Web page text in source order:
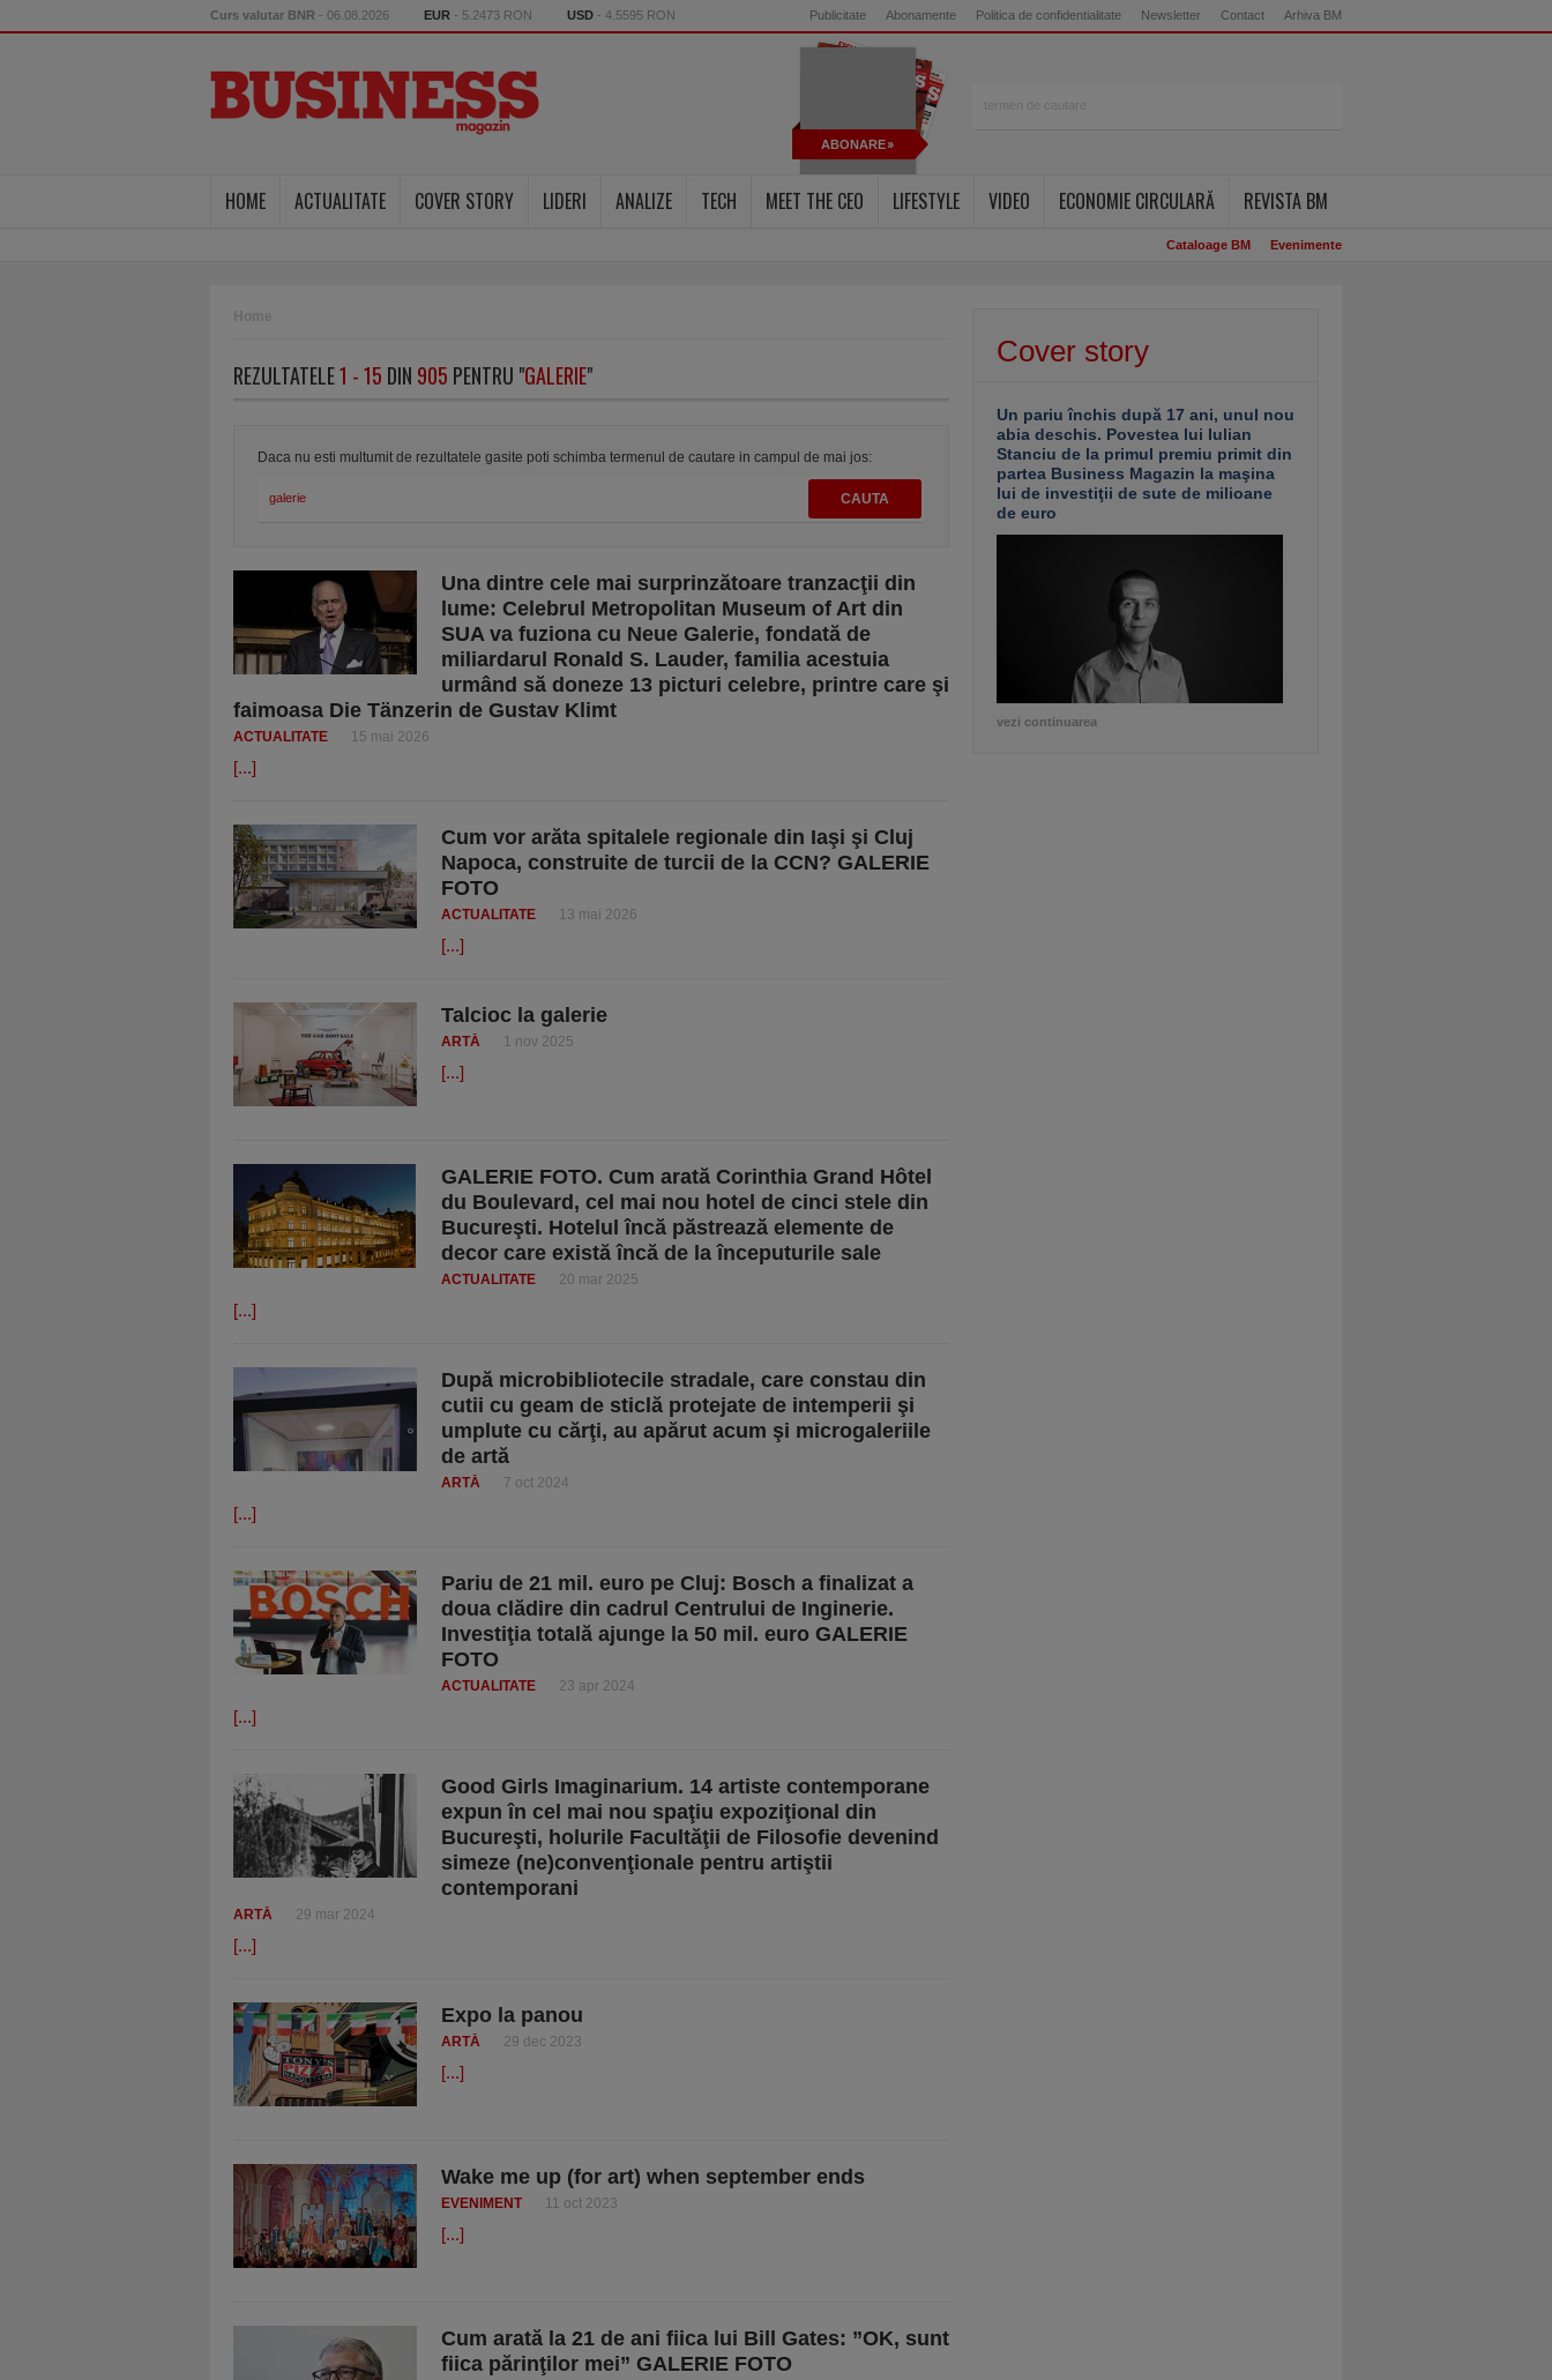
Curs valutar BNR - 06.08.2026 EUR - 5.2473 RON USD - 4.5595 RON Publicitate Abonamente Politica de confidentialitate Newsletter Contact Arhiva BM
ABONARE
HOME ACTUALITATE COVER STORY LIDERI ANALIZE TECH MEET THE CEO LIFESTYLE VIDEO ECONOMIE CIRCULARĂ REVISTA BM
Cataloage BM Evenimente
Home
REZULTATELE1 - 15 DIN 905 PENTRU "GALERIE"
Daca nu esti multumit de rezultatele gasite poti schimba termenul de cautare in campul de mai jos:
Una dintre cele mai surprinzătoare tranzacţii din
lume: Celebrul Metropolitan Museum of Art din
SUA va fuziona cu Neue Galerie, fondată de
miliardarul Ronald S. Lauder, familia acestuia
urmând să doneze 13 picturi celebre, printre care şi
faimoasa Die Tänzerin de Gustav Klimt
ACTUALITATE 15 mai 2026
[...]
Cum vor arăta spitalele regionale din Iaşi şi Cluj
Napoca, construite de turcii de la CCN? GALERIE
FOTO
ACTUALITATE 13 mai 2026
[...]
Talcioc la galerie
ARTĂ 1 nov 2025
[...]
GALERIE FOTO. Cum arată ​Corinthia Grand Hôtel
du Boulevard, cel mai nou hotel de cinci stele din
Bucureşti. Hotelul încă păstrează elemente de
decor care există încă de la începuturile sale
ACTUALITATE 20 mar 2025
[...]
După microbibliotecile stradale, care constau din
cutii cu geam de sticlă protejate de intemperii şi
umplute cu cărţi, au apărut acum şi microgaleriile
de artă
ARTĂ 7 oct 2024
[...]
Pariu de 21 mil. euro pe Cluj: Bosch a finalizat a
doua clădire din cadrul Centrului de Inginerie.
Investiţia totală ajunge la 50 mil. euro GALERIE
FOTO
ACTUALITATE 23 apr 2024
[...]
Good Girls Imaginarium. 14 artiste contemporane
expun în cel mai nou spaţiu expoziţional din
Bucureşti, holurile Facultăţii de Filosofie devenind
simeze (ne)convenţionale pentru artiştii
contemporani
ARTĂ 29 mar 2024
[...]
Expo la panou
ARTĂ 29 dec 2023
[...]
Wake me up (for art) when september ends
EVENIMENT 11 oct 2023
[...]
Cum arată la 21 de ani fiica lui Bill Gates: ”OK, sunt
fiica părinţilor mei” GALERIE FOTO
Cover story
Un pariu închis după 17 ani, unul nou
abia deschis. Povestea lui Iulian
Stanciu de la primul premiu primit din
partea Business Magazin la maşina
lui de investiţii de sute de milioane
de euro
vezi continuarea